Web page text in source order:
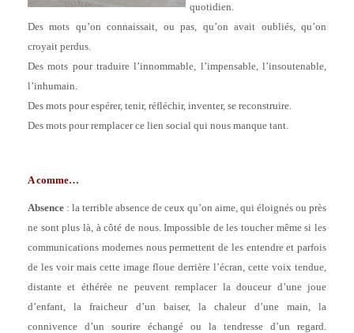
quotidien.
Des mots qu’on connaissait, ou pas, qu’on avait oubliés, qu’on
croyait perdus.
Des mots pour traduire l’innommable, l’impensable, l’insoutenable,
l’inhumain.
Des mots pour espérer, tenir, réfléchir, inventer, se reconstruire.
Des mots pour remplacer ce lien social qui nous manque tant.
A comme…
Absence : la terrible absence de ceux qu’on aime, qui éloignés ou près
ne sont plus là, à côté de nous. Impossible de les toucher même si les
communications modernes nous permettent de les entendre et parfois
de les voir mais cette image floue derrière l’écran, cette voix tendue,
distante et éthérée ne peuvent remplacer la douceur d’une joue
d’enfant, la fraicheur d’un baiser, la chaleur d’une main, la
connivence d’un sourire échangé ou la tendresse d’un regard.